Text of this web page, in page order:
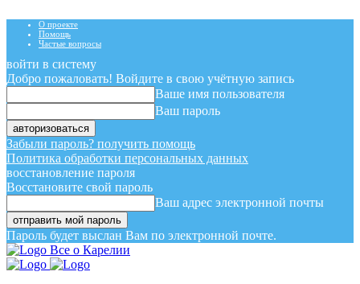
О проекте
Помощь
Частые вопросы
войти в систему
Добро пожаловать! Войдите в свою учётную запись
Ваше имя пользователя
Ваш пароль
Забыли пароль? получить помощь
Политика обработки персональных данных
восстановление пароля
Восстановите свой пароль
Ваш адрес электронной почты
Пароль будет выслан Вам по электронной почте.
Все о Карелии